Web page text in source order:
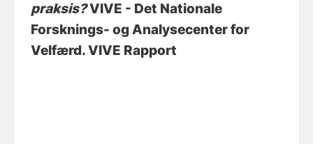
praksis?VIVE - Det Nationale
Forsknings- og Analysecenter for
Velfærd. VIVE Rapport